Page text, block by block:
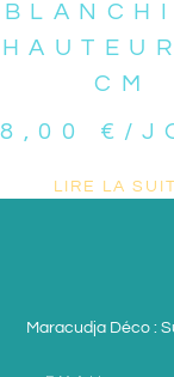
CM
8,00 € /
LIRE LA
Maracudja Déco :